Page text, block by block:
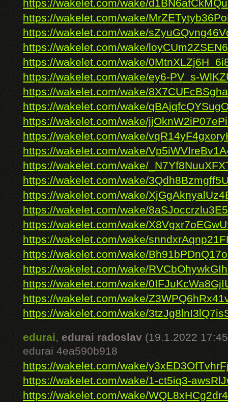
https://wakelet.com/wake/
https://wakelet.com/wake/
https://wakelet.com/wake/
https://wakelet.com/wake/
https://wakelet.com/wake/
https://wakelet.com/wake/ey6-PV_s-
https://wakelet.com/wake/
https://wakelet.com/wake/
https://wakelet.com/wake/
https://wakelet.com/wake/
https://wakelet.com/wake/
https://wakelet.com/wake/
https://wakelet.com/wake/
https://wakelet.com/wake/
https://wakelet.com/wake/
https://wakelet.com/wake/
https://wakelet.com/wake/
https://wakelet.com/wake/
https://wakelet.com/wake/
https://wakelet.com/wake/
https://wakelet.com/wake/
https://wakelet.com/wake/
edurai,edurai radoslav (19.1.2022
edurai 4ea590b918
https://wakelet.com/wake/
https://wakelet.com/wake/1-ct5iq3-
https://wakelet.com/wake/